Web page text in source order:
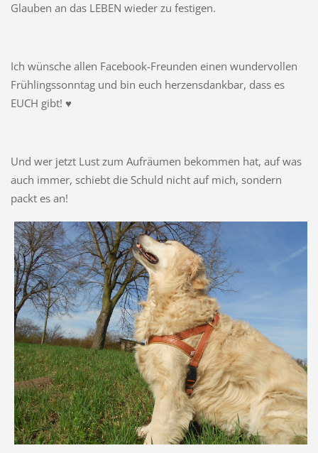
Glauben an das LEBEN wieder zu festigen.
Ich wünsche allen Facebook-Freunden einen wundervollen
Frühlingssonntag und bin euch herzensdankbar, dass es
EUCH gibt! ♥
Und wer jetzt Lust zum Aufräumen bekommen hat, auf was
auch immer, schiebt die Schuld nicht auf mich, sondern
packt es an!